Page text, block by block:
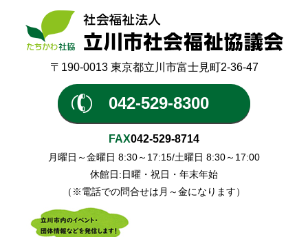
〒190-0013 東京都立川市富士見町2-36-47
042-529-8300
FAX042-529-8714
月曜日～金曜日 8:30～17:15/土曜日 8:30～17:00
休館日:日曜・祝日・年末年始
（※電話での問合せは月～金になります）